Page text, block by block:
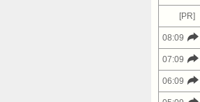
[PR]
08:09
07:09
06:09